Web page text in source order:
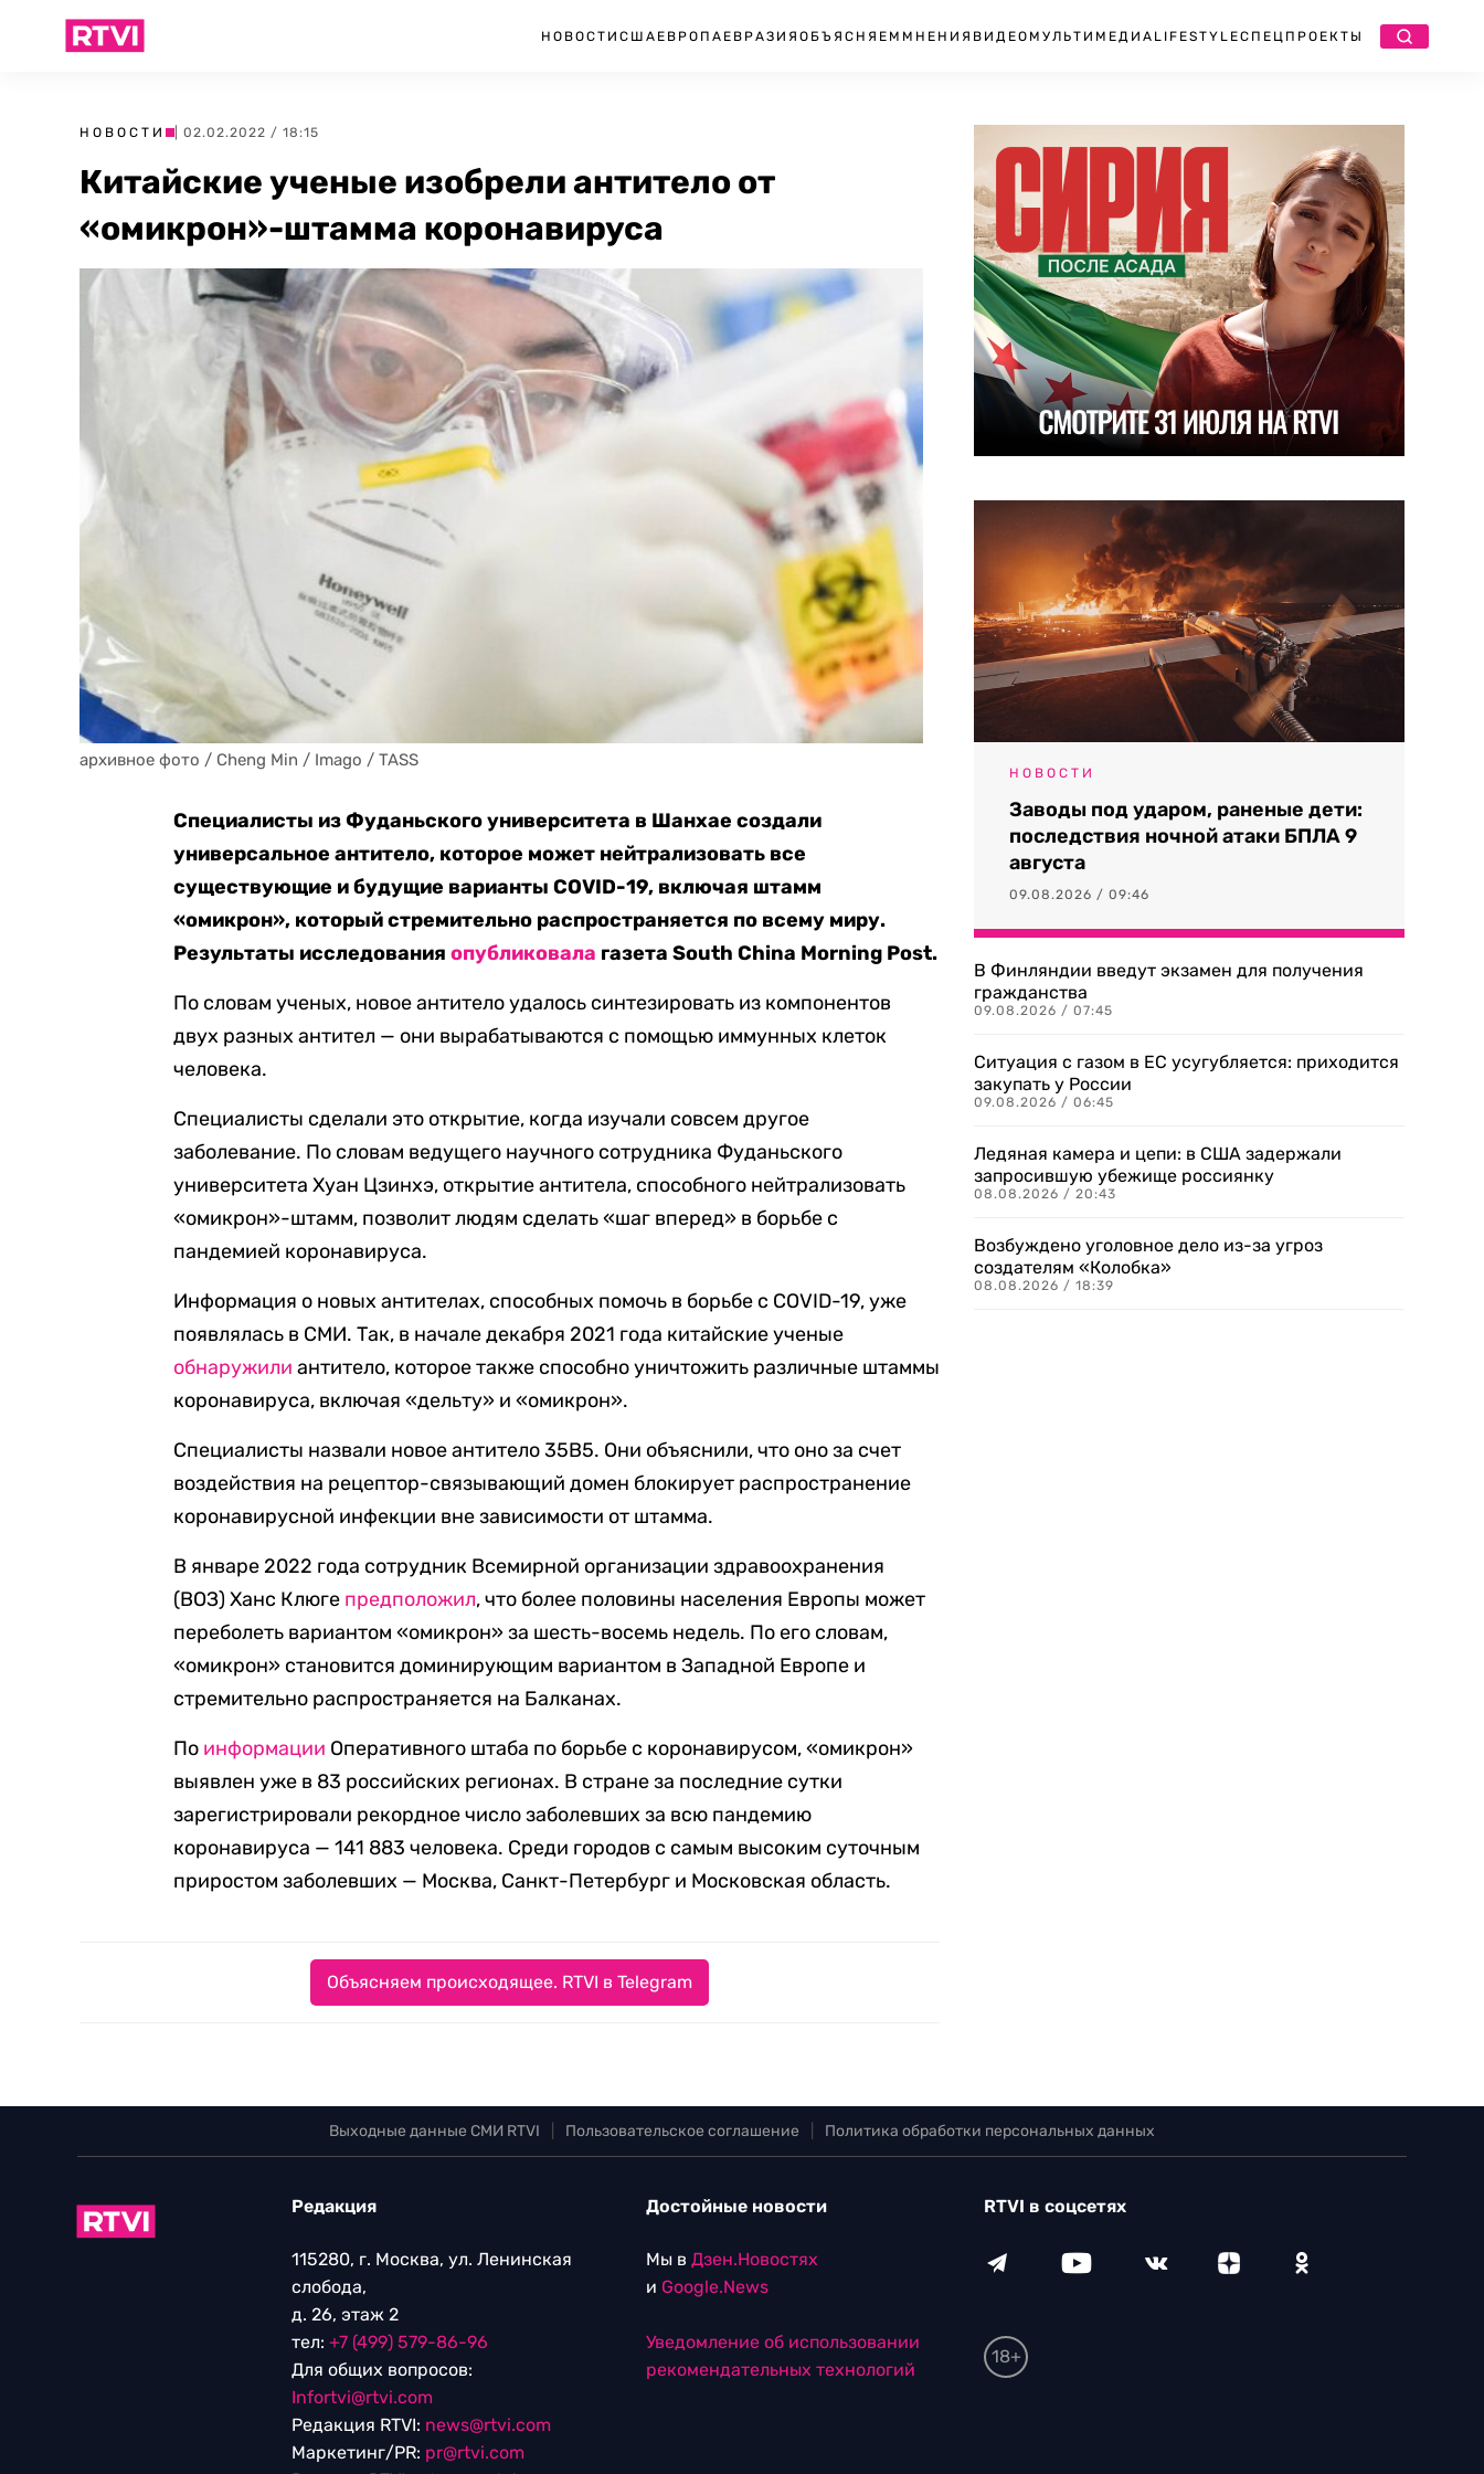
НОВОСТИ США ЕВРОПА ЕВРАЗИЯ ОБЪЯСНЯЕМ МНЕНИЯ ВИДЕО МУЛЬТИМЕДИА LIFESTYLEСПЕЦПРОЕКТЫ
НОВОСТИ | 02.02.2022 / 18:15
Китайские ученые изобрели антитело от
«омикрон»-штамма коронавируса
архивное фото / Cheng Min / Imago / TASS
Специалисты из Фуданьского университета в Шанхае создали
универсальное антитело, которое может нейтрализовать все
существующие и будущие варианты COVID-19, включая штамм
«омикрон», который стремительно распространяется по всему миру.
Результаты исследованияопубликовала газета South China Morning Post.
По словам ученых, новое антитело удалось синтезировать из компонентов
двух разных антител — они вырабатываются с помощью иммунных клеток
человека.
Специалисты сделали это открытие, когда изучали совсем другое
заболевание. По словам ведущего научного сотрудника Фуданьского
университета Хуан Цзинхэ, открытие антитела, способного нейтрализовать
«омикрон»-штамм, позволит людям сделать «шаг вперед» в борьбе с
пандемией коронавируса.
Информация о новых антителах, способных помочь в борьбе с COVID-19, уже
появлялась в СМИ. Так, в начале декабря 2021 года китайские ученые
обнаружили антитело, которое также способно уничтожить различные штаммы
коронавируса, включая «дельту» и «омикрон».
Специалисты назвали новое антитело 35B5. Они объяснили, что оно за счет
воздействия на рецептор-связывающий домен блокирует распространение
коронавирусной инфекции вне зависимости от штамма.
В январе 2022 года сотрудник Всемирной организации здравоохранения
(ВОЗ) Ханс Клюге предположил, что более половины населения Европы может
переболеть вариантом «омикрон» за шесть-восемь недель. По его словам,
«омикрон» становится доминирующим вариантом в Западной Европе и
стремительно распространяется на Балканах.
По информации Оперативного штаба по борьбе с коронавирусом, «омикрон»
выявлен уже в 83 российских регионах. В стране за последние сутки
зарегистрировали рекордное число заболевших за всю пандемию
коронавируса — 141 883 человека. Среди городов с самым высоким суточным
приростом заболевших — Москва, Санкт-Петербург и Московская область.
Объясняем происходящее. RTVI в Telegram
НОВОСТИ
Заводы под ударом, раненые дети:
последствия ночной атаки БПЛА 9
августа
09.08.2026 / 09:46
В Финляндии введут экзамен для получения
гражданства
09.08.2026 / 07:45
Ситуация с газом в ЕС усугубляется: приходится
закупать у России
09.08.2026 / 06:45
Ледяная камера и цепи: в США задержали
запросившую убежище россиянку
08.08.2026 / 20:43
Возбуждено уголовное дело из-за угроз
создателям «Колобка»
08.08.2026 / 18:39
Выходные данные СМИ RTVI Пользовательское соглашение Политика обработки персональных данных
Редакция
115280, г. Москва, ул. Ленинская
слобода,
д. 26, этаж 2
тел: +7 (499) 579-86-96
Для общих вопросов:
Infortvi@rtvi.com
Редакция RTVI: news@rtvi.com
Маркетинг/PR: pr@rtvi.com
Достойные новости
Мы в Дзен.Новостях
и Google.News
Уведомление об использовании
рекомендательных технологий
RTVI в соцсетях
18+